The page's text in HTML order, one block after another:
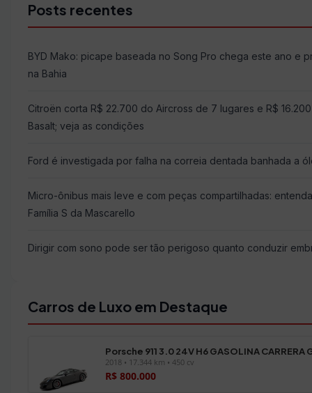
Posts recentes
BYD Mako: picape baseada no Song Pro chega este ano e
na Bahia
Citroën corta R$ 22.700 do Aircross de 7 lugares e R$
Basalt; veja as condições
Ford é investigada por falha na correia dentada banhada a
Micro-ônibus mais leve e com peças compartilhadas:
Família S da Mascarello
Dirigir com sono pode ser tão perigoso quanto conduzir
Carros de Luxo em Destaque
Porsche 911 3.0 24V H6 GASOLINA CARRERA
2018 • 17.344 km • 450 cv
R$ 800.000